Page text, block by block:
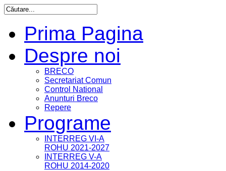
Prima Pagina
Despre noi
BRECO
Secretariat Comun
Control National
Anunturi Breco
Repere
Programe
INTERREG VI-A
ROHU 2021-2027
INTERREG V-A
ROHU 2014-2020